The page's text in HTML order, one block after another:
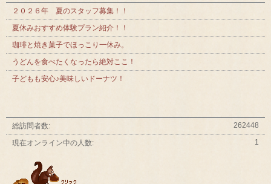
２０２６年 夏のスタッフ募集！！
夏休みおすすめ体験プラン紹介！！
珈琲と焼き菓子でほっこり一休み。
うどんを食べたくなったら絶対ここ！
子どもも安心♪美味しいドーナツ！
262448
総訪問者数:
1
現在オンライン中の人数: